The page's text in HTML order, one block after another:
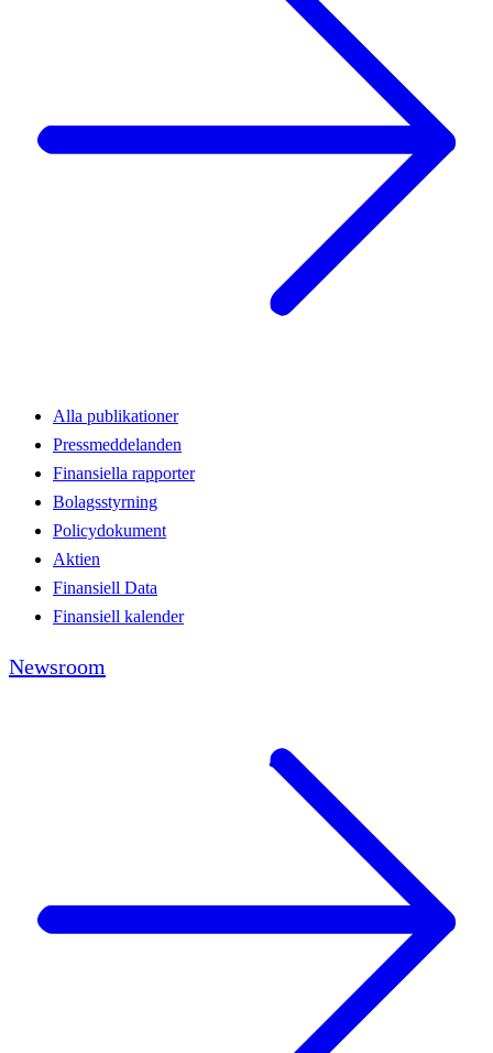
Alla publikationer
Pressmeddelanden
Finansiella rapporter
Bolagsstyrning
Policydokument
Aktien
Finansiell Data
Finansiell kalender
Newsroom